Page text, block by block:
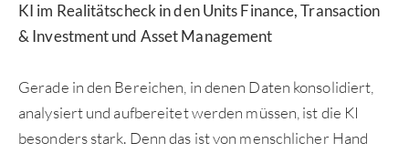
KI im Realitätscheck in den Units Finance, Transaction
& Investment und Asset Management
Gerade in den Bereichen, in denen Daten konsolidiert,
analysiert und aufbereitet werden müssen, ist die KI
besonders stark. Denn das ist von menschlicher Hand